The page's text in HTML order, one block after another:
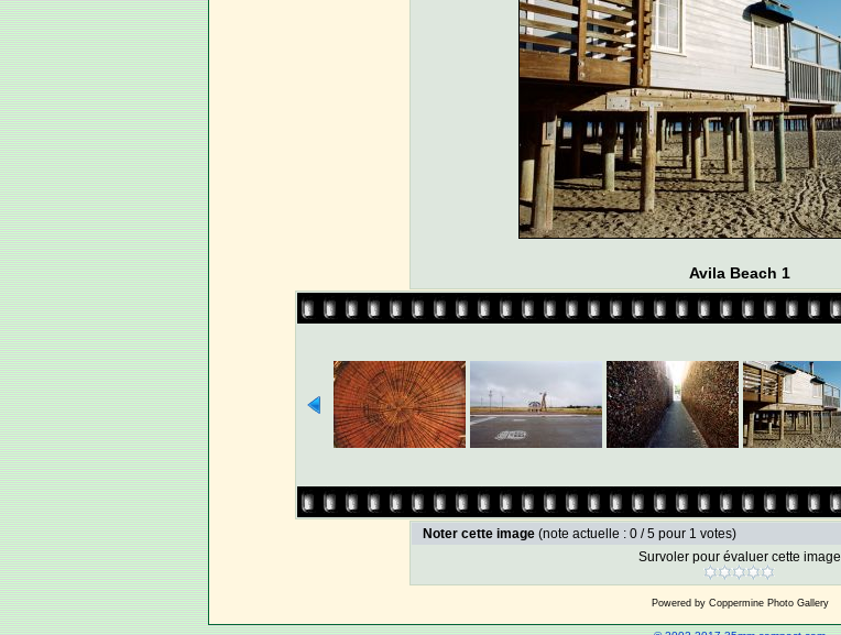
Avila Beach 1
Noter cette image (note actuelle : 0 / 5 pour 1 votes)
Survoler pour évaluer cette image
Powered by Coppermine Photo Gallery